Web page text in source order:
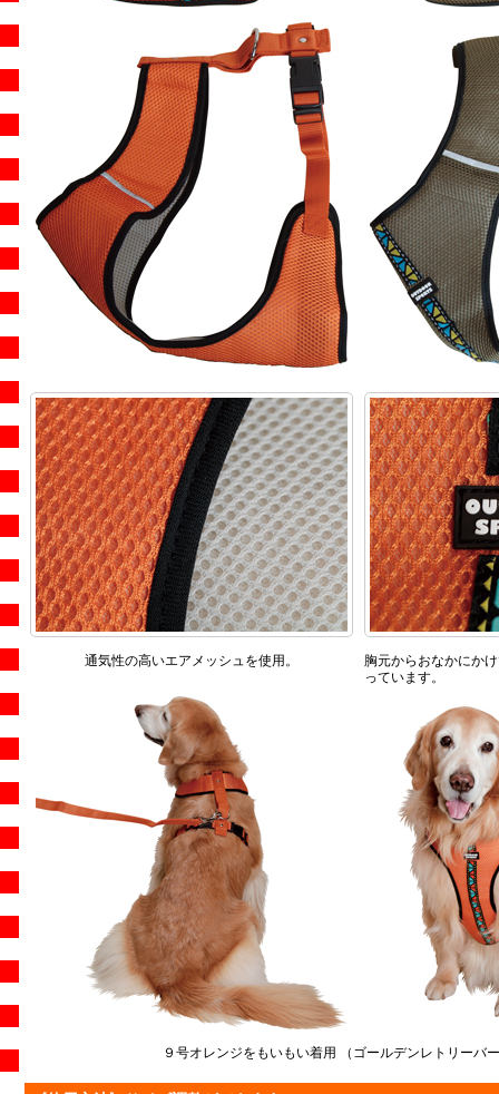
通気性の高いエアメッシュを使用。
胸元からおなかにか
っています。
９号オレンジをもいもい着用 （ゴールデンレトリーバ